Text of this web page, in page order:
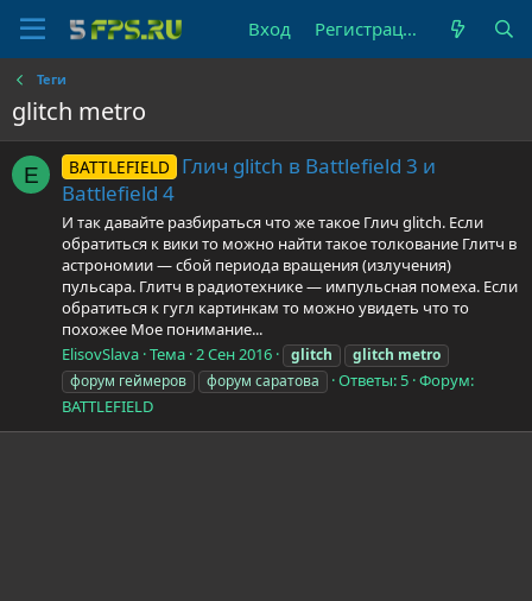
Вход Регистрация
Теги
glitch metro
E BATTLEFIELD
Глич glitch в Battlefield 3 и
Battlefield 4
И так давайте разбираться что же такое Глич glitch. Если
обратиться к вики то можно найти такое толкование Глитч в
астрономии — сбой периода вращения (излучения)
пульсара. Глитч в радиотехнике — импульсная помеха. Если
обратиться к гугл картинкам то можно увидеть что то
похожее Мое понимание...
ElisovSlava Тема 2 Сен 2016 glitch glitch metro
форум геймеров
форум саратова Ответы: 5 Форум:
BATTLEFIELD